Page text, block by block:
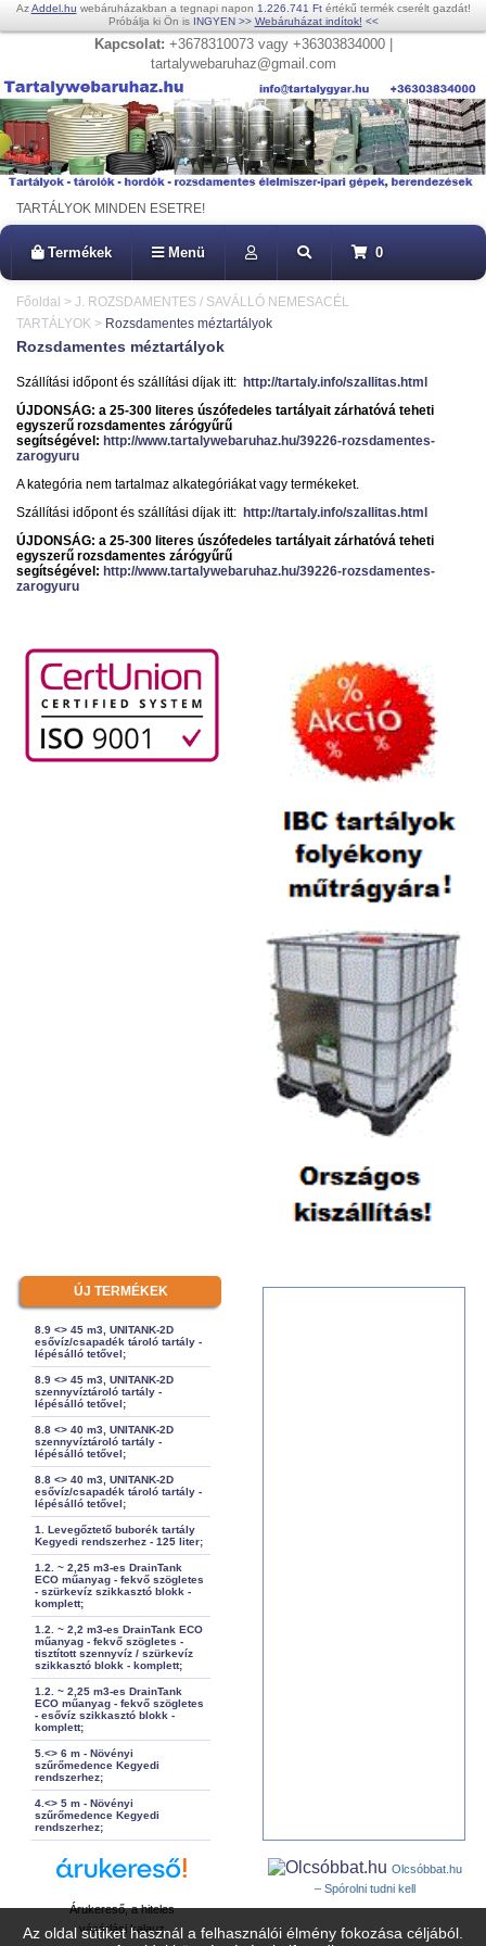
Az oldal sütiket használ a felhasználói élmény fokozása céljából.
AzAddel.hu webáruházakban a tegnapi napon 1.226.741 Ftértékű termék cserélt gazdát!
Próbálja ki Ön is INGYEN >> Webáruházat indítok! <<
Kapcsolat: +3678310073 vagy +36303834000 |
tartalywebaruhaz@gmail.com
TARTÁLYOK MINDEN ESETRE!
Termékek Menü 0
Főoldal > J. ROZSDAMENTES / SAVÁLLÓ NEMESACÉL
TARTÁLYOK > Rozsdamentes méztartályok
Rozsdamentes méztartályok
Szállítási időpont és szállítási díjak itt: http://tartaly.info/szallitas.html
ÚJDONSÁG: a 25-300 literes úszófedeles tartályait zárhatóvá teheti
egyszerű rozsdamentes zárógyűrű
segítségével: http://www.tartalywebaruhaz.hu/39226-rozsdamentes-
zarogyuru
A kategória nem tartalmaz alkategóriákat vagy termékeket.
Szállítási időpont és szállítási díjak itt: http://tartaly.info/szallitas.html
ÚJDONSÁG: a 25-300 literes úszófedeles tartályait zárhatóvá teheti
egyszerű rozsdamentes zárógyűrű
segítségével: http://www.tartalywebaruhaz.hu/39226-rozsdamentes-
zarogyuru
ÚJ TERMÉKEK
8.9 <> 45 m3, UNITANK-2D
esővíz/csapadék tároló tartály -
lépésálló tetővel;
8.9 <> 45 m3, UNITANK-2D
szennyvíztároló tartály -
lépésálló tetővel;
8.8 <> 40 m3, UNITANK-2D
szennyvíztároló tartály -
lépésálló tetővel;
8.8 <> 40 m3, UNITANK-2D
esővíz/csapadék tároló tartály -
lépésálló tetővel;
1. Levegőztető buborék tartály
Kegyedi rendszerhez - 125 liter;
1.2. ~ 2,25 m3-es DrainTank
ECO műanyag - fekvő szögletes
- szürkevíz szikkasztó blokk -
komplett;
1.2. ~ 2,2 m3-es DrainTank ECO
műanyag - fekvő szögletes -
tisztított szennyvíz / szürkevíz
szikkasztó blokk - komplett;
1.2. ~ 2,25 m3-es DrainTank
ECO műanyag - fekvő szögletes
- esővíz szikkasztó blokk -
komplett;
5.<> 6 m - Növényi
szűrőmedence Kegyedi
rendszerhez;
4.<> 5 m - Növényi
szűrőmedence Kegyedi
rendszerhez;
Árukereső, a hiteles
vásárlási kalauz
Olcsóbbat.hu
– Spórolni tudni kell